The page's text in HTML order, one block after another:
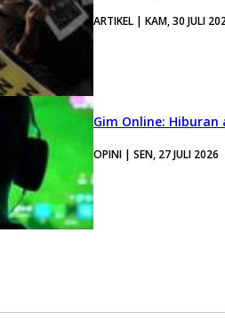
ARTIKEL | KAM, 30 JULI
Gim Online:
OPINI | SEN, 27 JULI 2026